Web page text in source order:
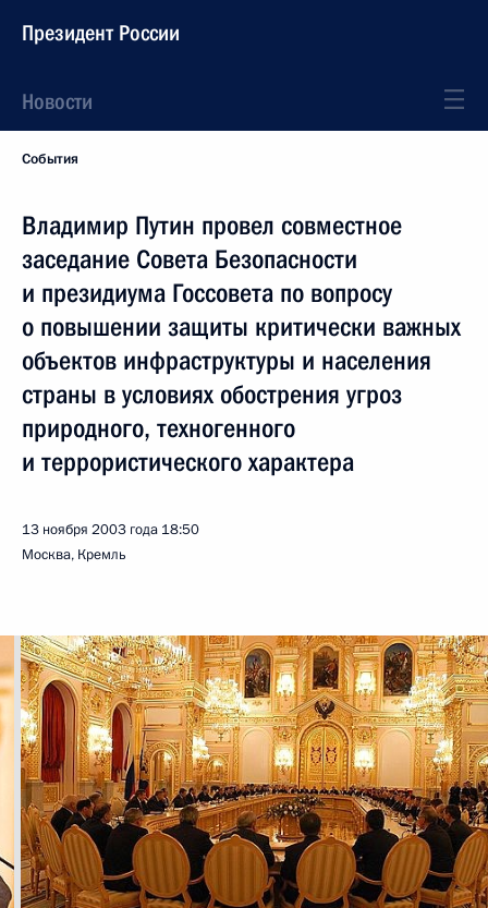
Президент России
Новости
События
Владимир Путин провел совместное
заседание Совета Безопасности
и президиума Госсовета по вопросу
о повышении защиты критически важных
объектов инфраструктуры и населения
страны в условиях обострения угроз
природного, техногенного
и террористического характера
13 ноября 2003 года 18:50
Москва, Кремль